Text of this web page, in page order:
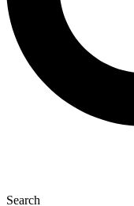
Search